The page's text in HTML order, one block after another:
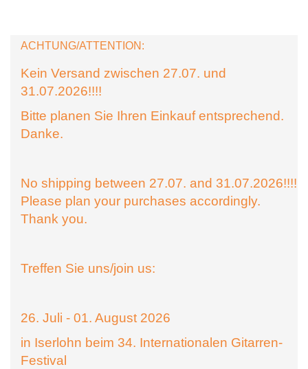
ACHTUNG/ATTENTION:
Kein Versand zwischen 27.07. und
31.07.2026!!!!
Bitte planen Sie Ihren Einkauf entsprechend.
Danke.
No shipping between 27.07. and 31.07.2026!!!!
Please plan your purchases accordingly.
Thank you.
Treffen Sie uns/join us:
26. Juli - 01. August 2026
in Iserlohn beim 34. Internationalen Gitarren-
Festival